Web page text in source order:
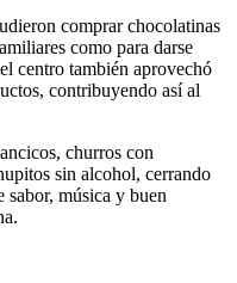
comprar chocolatinas
como para darse
centro también aprovechó
contribuyendo así al
churros con
sin alcohol, cerrando
sabor, música y buen